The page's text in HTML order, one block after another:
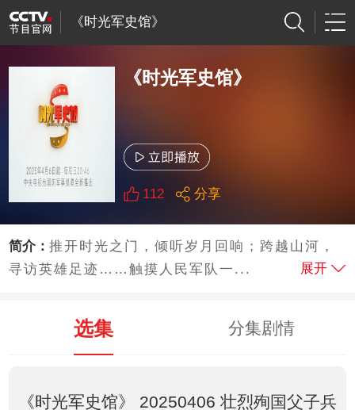
《时光军史馆》
《时光军史馆》
112 分享
简介：推开时光之门，倾听岁月回响；跨越山河，
寻访英雄足迹……触摸人民军队一...
展开
选集 分集剧情
《时光军史馆》 20250406 壮烈殉国父子兵